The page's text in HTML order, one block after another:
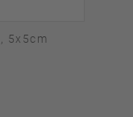
5x5cm